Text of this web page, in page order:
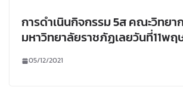
การดำเนินกิจกรรม 5ส คณะวิทยา
มหาวิทยาลัยราชภัฏเลยวันที่11พ
05/12/2021